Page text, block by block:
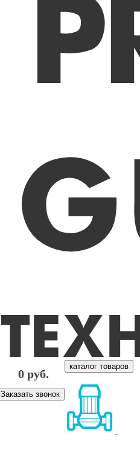
0 руб.
Заказать звонок
каталог товаров